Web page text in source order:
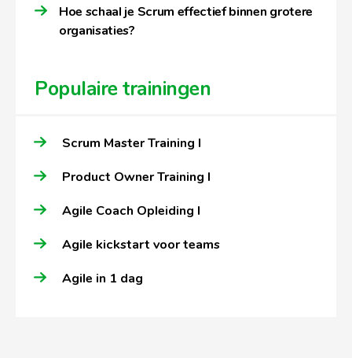
Hoe schaal je Scrum effectief binnen grotere
organisaties?
Populaire trainingen
Scrum Master Training I
Product Owner Training I
Agile Coach Opleiding I
Agile kickstart voor teams
Agile in 1 dag